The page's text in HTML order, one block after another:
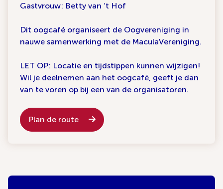
Gastvrouw: Betty van ‘t Hof
Dit oogcafé organiseert de Oogvereniging in
nauwe samenwerking met de MaculaVereniging.
LET OP: Locatie en tijdstippen kunnen wijzigen!
Wil je deelnemen aan het oogcafé, geeft je dan
van te voren op bij een van de organisatoren.
Plan de route